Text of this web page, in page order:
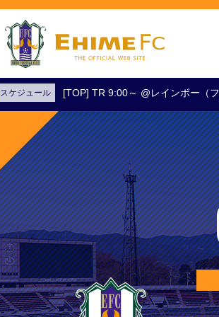
試合日程・結果 アクセス
試合を観戦 チケットを購入
スケジュール [TOP] TR 9:00～ @レインボー（